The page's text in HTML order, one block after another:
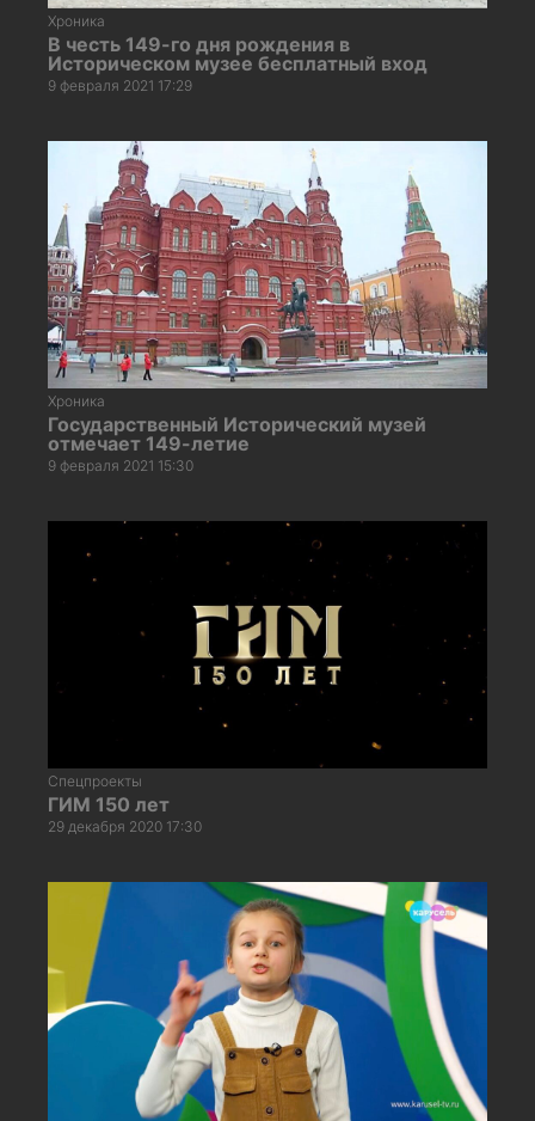
Хроника
В честь 149-го дня рождения в
Историческом музее бесплатный вход
9 февраля 2021 17:29
Хроника
Государственный Исторический музей
отмечает 149-летие
9 февраля 2021 15:30
Спецпроекты
ГИМ 150 лет
29 декабря 2020 17:30